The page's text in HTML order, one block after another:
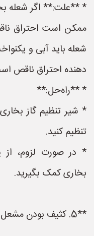
* **علت:** اگر شعله
ممکن است احتراق
شعله باید آبی و
دهنده احتراق ناقص
* **راه‌حل:**
* شیر تنظیم گاز
تنظیم کنید.
* در صورت لزوم،
بخاری کمک بگیرید.
**5. کثیف بودن مشعل بخاری:**